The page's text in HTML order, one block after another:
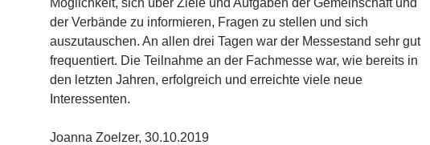
Möglichkeit, sich über Ziele und Aufgaben der Gemeinschaft und
der Verbände zu informieren, Fragen zu stellen und sich
auszutauschen. An allen drei Tagen war der Messestand sehr gut
frequentiert. Die Teilnahme an der Fachmesse war, wie bereits in
den letzten Jahren, erfolgreich und erreichte viele neue
Interessenten.
Joanna Zoelzer, 30.10.2019